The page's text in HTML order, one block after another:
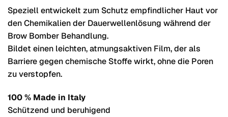
Speziell entwickelt zum Schutz empfindlicher Haut vor
den Chemikalien der Dauerwellenlösung während der
Brow Bomber Behandlung.
Bildet einen leichten, atmungsaktiven Film, der als
Barriere gegen chemische Stoffe wirkt, ohne die Poren
zu verstopfen.
100 % Made in Italy
Schützend und beruhigend